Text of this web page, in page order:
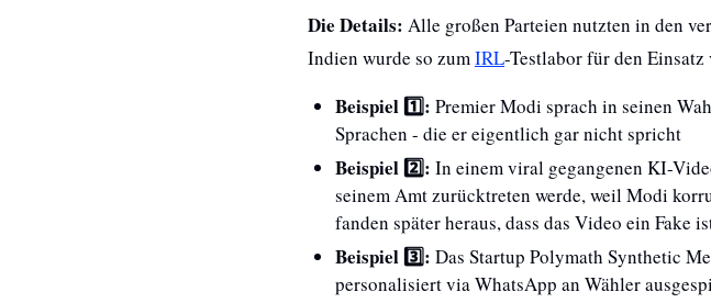
Die Details: Alle großen Parteien nutzten in den
Indien wurde so zum IRL-Testlabor für den
Beispiel 1️⃣: Premier Modi sprach in seinen
Sprachen - die er eigentlich gar nicht spricht
Beispiel 2️⃣: In einem viral gegangenen KI-
seinem Amt zurücktreten werde, weil Modi
fanden später heraus, dass das Video ein Fake
Beispiel 3️⃣: Das Startup Polymath Synthetic
personalisiert via WhatsApp an Wähler